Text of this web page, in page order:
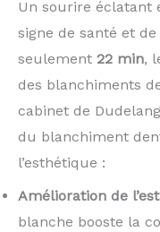
Un sourire éclatant
signe de santé et
seulement 22 min,
des blanchiments
cabinet de
du blanchiment
l’esthétique :
Amélioration de
blanche booste la